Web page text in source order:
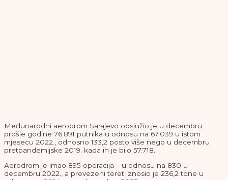
Međunarodni aerodrom Sarajevo opslužio je u decembru
prošle godine 76.891 putnika u odnosu na 67.039 u istom
mjesecu 2022., odnosno 133,2 posto više nego u decembru
pretpandemijske 2019. kada ih je bilo 57.718.
Aerodrom je imao 895 operacija – u odnosu na 830 u
decembru 2022., a prevezeni teret iznosio je 236,2 tone u